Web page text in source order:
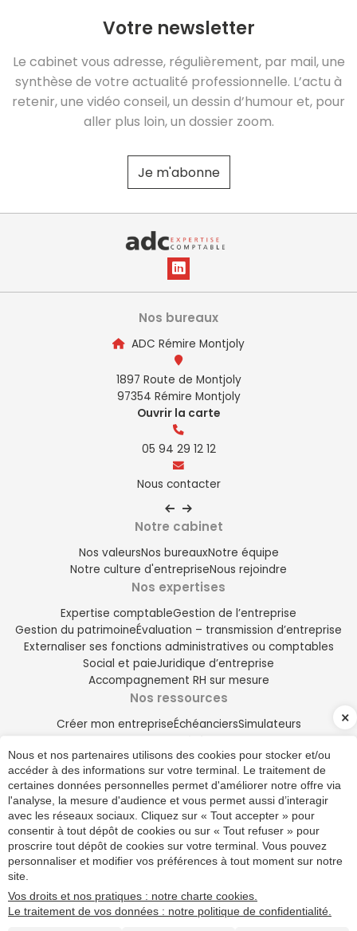
05 94 29 12 12
Chatbot
Votre newsletter
Le cabinet vous adresse, régulièrement, par mail, une
synthèse de votre actualité professionnelle. L’actu à
retenir, une vidéo conseil, un dessin d’humour et, pour
aller plus loin, un dossier zoom.
Je m'abonne
Nos bureaux
ADC Rémire Montjoly
1897 Route de Montjoly
97354 Rémire Montjoly
Ouvrir la carte
05 94 29 12 12
Nous contacter
Notre cabinet
Nos valeursNos bureauxNotre équipe
Notre culture d'entrepriseNous rejoindre
Nos expertises
Expertise comptableGestion de l’entreprise
Gestion du patrimoineÉvaluation – transmission d’entreprise
Externaliser ses fonctions administratives ou comptables
Social et paieJuridique d’entreprise
Accompagnement RH sur mesure
Nos ressources
Créer mon entrepriseÉchéanciersSimulateurs
SocialFiscalitéJuridiqueHigh-Tech Patrimoine
Plan du site
Mentions légales et RGPD
Politique de confidentialité
Charte cookies
Administration
Nous et nos partenaires utilisons des cookies pour stocker et/ou
accéder à des informations sur votre terminal. Le traitement de
certaines données personnelles permet d'améliorer notre offre via
l'analyse, la mesure d'audience et vous permet aussi d’interagir
avec les réseaux sociaux. Cliquez sur « Tout accepter » pour
consentir à tout dépôt de cookies ou sur « Tout refuser » pour
proscrire tout dépôt de cookies sur votre terminal. Vous pouvez
personnaliser et modifier vos préférences à tout moment sur notre
site.
Vos droits et nos pratiques : notre charte cookies.
Le traitement de vos données : notre politique de confidentialité.